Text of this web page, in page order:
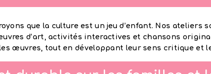
que la culture est un jeu d’enfant. Nos ateliers
d’art, activités interactives et chansons
œuvres, tout en développant leur sens critique et